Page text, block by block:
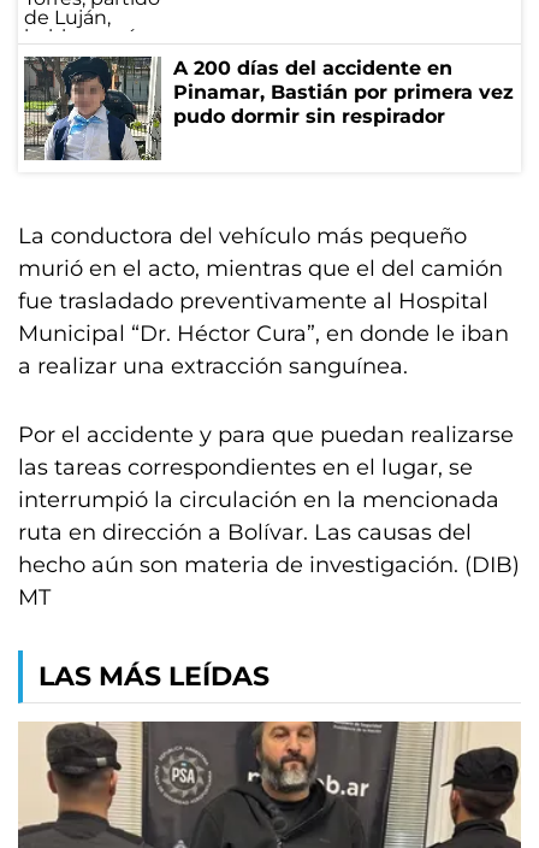
A 200 días del accidente en
Pinamar, Bastián por primera vez
pudo dormir sin respirador
La conductora del vehículo más pequeño
murió en el acto, mientras que el del camión
fue trasladado preventivamente al Hospital
Municipal “Dr. Héctor Cura”, en donde le iban
a realizar una extracción sanguínea.
Por el accidente y para que puedan realizarse
las tareas correspondientes en el lugar, se
interrumpió la circulación en la mencionada
ruta en dirección a Bolívar. Las causas del
hecho aún son materia de investigación. (DIB)
MT
LAS MÁS LEÍDAS